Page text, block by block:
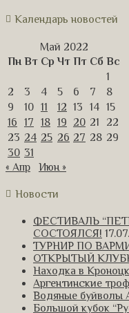
Календарь новостей
Май 2022
Пн Вт Ср Чт Пт Сб Вс
1
2
3 4 5 6 7
8
9
10 11 12 13 14 15
16
17 18 19 20 21
22
23 24 25 26 27 28 29
30 31
« Апр
Июн »
Новости
ФЕСТИВАЛЬ
СОСТОЯЛСЯ!
ТУРНИР ПО
ОТКРЫТЫЙ
Находка в
Аргентинские
Водяные буйволы
Большой кубок